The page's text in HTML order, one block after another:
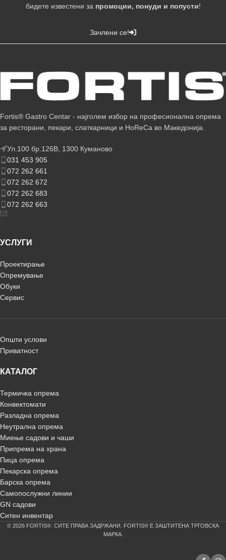
бидете известени за промоции, понуди и попусти!
Зачлени се!
Fortis® Gastro Centar - најголем избор на професионална опрема
за ресторани, пекари, слаткарници и HoReCa во Македонија.
Ул.100 бр.126В, 1300 Куманово
031 453 905
072 262 661
072 262 672
072 262 683
072 262 663
УСЛУГИ
Проектирање
Опремување
Обуки
Сервис
Општи услови
Приватност
КАТАЛОГ
Термичка опрема
Конвектомати
Разладна опрема
Неутрална опрема
Миење садови и чаши
Припрема на храна
Пица опрема
Пекарска опрема
Барска опрема
Самопослужни линии
GN садови
Ситен инвентар
© 2026 FORTIS®. СИТЕ ПРАВА ЗАДРЖАНИ. FORTIS® Е ЗАШТИТЕНА ТРГОВСКА
МАРКА.